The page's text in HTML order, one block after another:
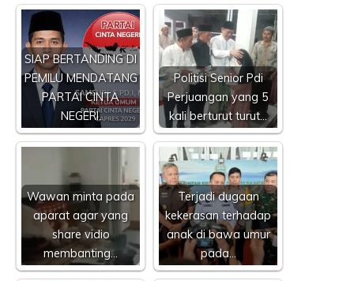
SIAP BERTANDING DI
PEMILU MENDATANG
PARTAI CINTA
NEGERI.
Politisi Senior Pdi
Perjuangan yang 5
kali berturut turut…
Wawan minta pada
aparat agar yang
share vidio
membanting…
Terjadi dugaan
kekerasan terhadap
anak di bawa umur
pada…